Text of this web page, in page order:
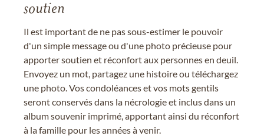
soutien
Il est important de ne pas sous-estimer le pouvoir
d'un simple message ou d'une photo précieuse pour
apporter soutien et réconfort aux personnes en deuil.
Envoyez un mot, partagez une histoire ou téléchargez
une photo. Vos condoléances et vos mots gentils
seront conservés dans la nécrologie et inclus dans un
album souvenir imprimé, apportant ainsi du réconfort
à la famille pour les années à venir.